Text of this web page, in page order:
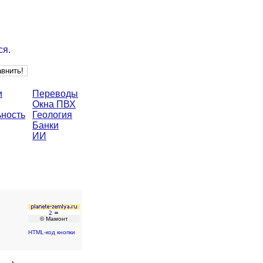
.
Переводы
Окна ПВХ
Геология
Банки
ИИ
© Мамонт
HTML-код кнопки